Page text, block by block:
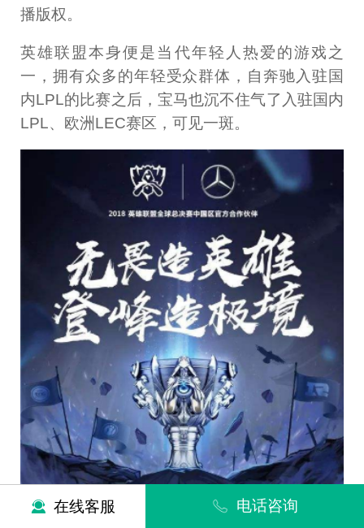
播版权。
英雄联盟本身便是当代年轻人热爱的游戏之
一，拥有众多的年轻受众群体，自奔驰入驻国
内LPL的比赛之后，宝马也沉不住气了入驻国内
LPL、欧洲LEC赛区，可见一斑。
在线客服 电话咨询